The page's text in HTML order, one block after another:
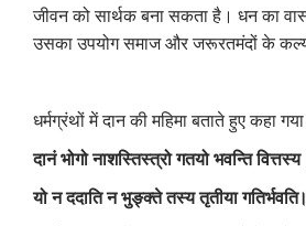
जीवन को सार्थक बना सकता है। धन का
उसका उपयोग समाज और जरूरतमंदों के
धर्मग्रंथों में दान की महिमा बताते हुए कहा
दानं भोगो नाशस्तिस्त्रो गतयो भवन्ति
यो न ददाति न भुङ्क्ते तस्य तृतीया